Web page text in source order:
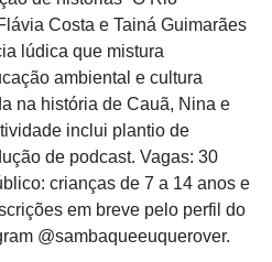
Costa e Tainá Guimarães
lúdica que mistura
ambiental e cultura
na história de Cauã, Nina e
inclui plantio de
de podcast. Vagas: 30
crianças de 7 a 14 anos e
em breve pelo perfil do
@sambaqueeuquerover.